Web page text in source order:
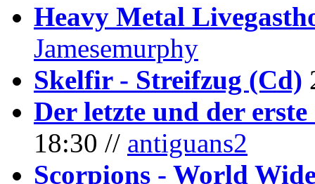
Heavy Metal
Jamesemurphy
Skelfir - Streifzug (Cd)
Der letzte und der erste
18:30 // antiguans2
Scorpions - World